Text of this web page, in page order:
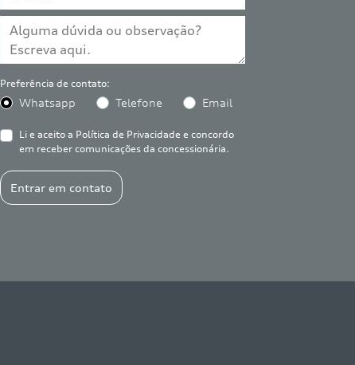
Preferência de contato:
Whatsapp Telefone Email
Li e aceito a Política de Privacidade e concordo
em receber comunicações da concessionária.
Entrar em contato